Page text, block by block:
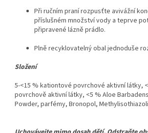
Při ručním praní rozpusťte avivážní
příslušném množství vody a teprve
připravené lázně prádlo.
Plně recyklovatelný obal jednoduše
Složení
5-<15 % kationtové povrchové aktivní látky,
povrchově aktivní látky, <5 % Aloe
Powder, parfémy, Bronopol,